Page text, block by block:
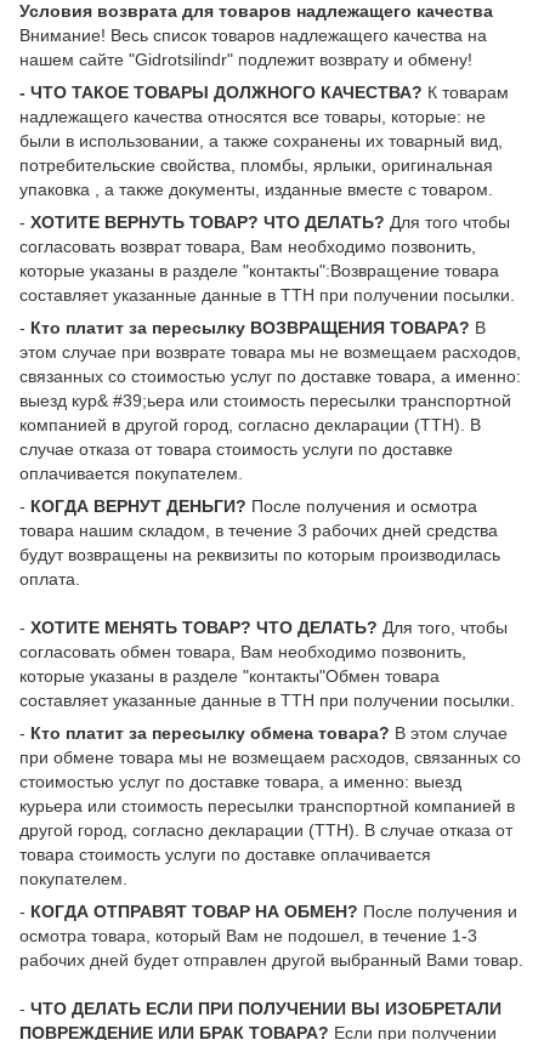
Условия возврата для товаров надлежащего качества
Внимание! Весь список товаров надлежащего качества на
нашем сайте "Gidrotsilindr" подлежит возврату и обмену!
- ЧТО ТАКОЕ ТОВАРЫ ДОЛЖНОГО КАЧЕСТВА? К товарам
надлежащего качества относятся все товары, которые: не
были в использовании, а также сохранены их товарный вид,
потребительские свойства, пломбы, ярлыки, оригинальная
упаковка , а также документы, изданные вместе с товаром.
- ХОТИТЕ ВЕРНУТЬ ТОВАР? ЧТО ДЕЛАТЬ? Для того чтобы
согласовать возврат товара, Вам необходимо позвонить,
которые указаны в разделе "контакты":Возвращение товара
составляет указанные данные в ТТН при получении посылки.
- Кто платит за пересылку ВОЗВРАЩЕНИЯ ТОВАРА? В
этом случае при возврате товара мы не возмещаем расходов,
связанных со стоимостью услуг по доставке товара, а именно:
выезд кур& #39;ьера или стоимость пересылки транспортной
компанией в другой город, согласно декларации (ТТН). В
случае отказа от товара стоимость услуги по доставке
оплачивается покупателем.
- КОГДА ВЕРНУТ ДЕНЬГИ? После получения и осмотра
товара нашим складом, в течение 3 рабочих дней средства
будут возвращены на реквизиты по которым производилась
оплата.
- ХОТИТЕ МЕНЯТЬ ТОВАР? ЧТО ДЕЛАТЬ? Для того, чтобы
согласовать обмен товара, Вам необходимо позвонить,
которые указаны в разделе "контакты"Обмен товара
составляет указанные данные в ТТН при получении посылки.
- Кто платит за пересылку обмена товара? В этом случае
при обмене товара мы не возмещаем расходов, связанных со
стоимостью услуг по доставке товара, а именно: выезд
курьера или стоимость пересылки транспортной компанией в
другой город, согласно декларации (ТТН). В случае отказа от
товара стоимость услуги по доставке оплачивается
покупателем.
- КОГДА ОТПРАВЯТ ТОВАР НА ОБМЕН? После получения и
осмотра товара, который Вам не подошел, в течение 1-3
рабочих дней будет отправлен другой выбранный Вами товар.
- ЧТО ДЕЛАТЬ ЕСЛИ ПРИ ПОЛУЧЕНИИ ВЫ ИЗОБРЕТАЛИ
ПОВРЕЖДЕНИЕ ИЛИ БРАК ТОВАРА? Если при получении